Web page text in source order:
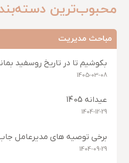
محبوب‌ترین
مباحث مدیریت
بکوشیم تا در تاریخ روسفید
1405-03-08
عیدانه 1405
1404-12-29
برخی توصیه های مدیرعامل جاب
جویندگان کار- یک
1404-09-29